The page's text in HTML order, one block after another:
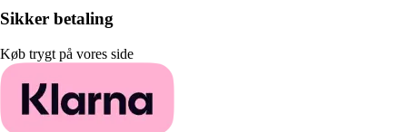
Sikker betaling
Køb trygt på vores side